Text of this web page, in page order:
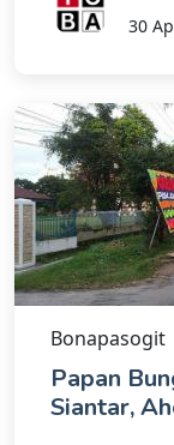
30
Bonapasogit
Papan
Siantar,